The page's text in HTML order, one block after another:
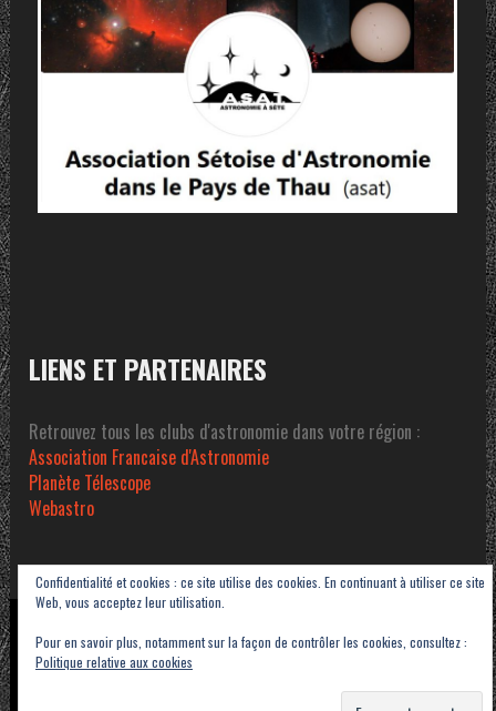
LIENS ET PARTENAIRES
Retrouvez tous les clubs d'astronomie dans votre région :
Association Francaise d'Astronomie
Planète Télescope
Webastro
Copyright © 2023-2026 Association Sétoise d'Astronomie dans le Pays de Thau -
Politique de confidentialité
Confidentialité et cookies : ce site utilise des cookies. En continuant à utiliser ce site
Web, vous acceptez leur utilisation.
Pour en savoir plus, notamment sur la façon de contrôler les cookies, consultez :
Politique relative aux cookies